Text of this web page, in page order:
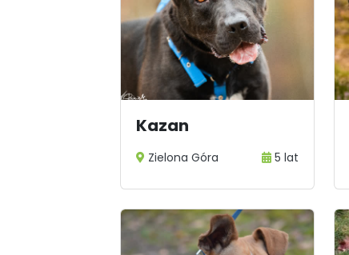
Kazan
Zielona Góra 5 lat